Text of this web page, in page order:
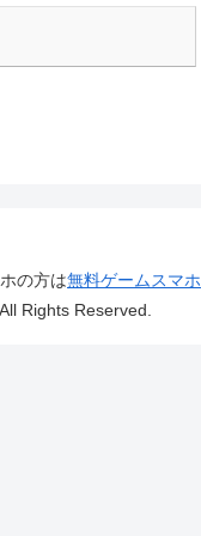
の方は無料ゲームスマホ
Rights Reserved.